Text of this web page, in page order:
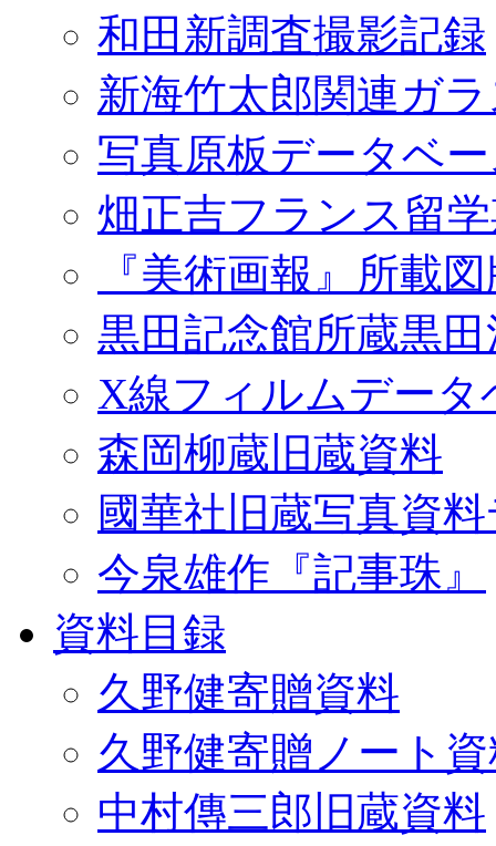
和田新調査撮影記録
新海竹太郎関連ガ
写真原板データベ
畑正吉フランス留
『美術画報』所載
黒田記念館所蔵黒
X線フィルムデータ
森岡柳蔵旧蔵資料
國華社旧蔵写真資
今泉雄作『記事珠』
資料目録
久野健寄贈資料
久野健寄贈ノート
中村傳三郎旧蔵資料